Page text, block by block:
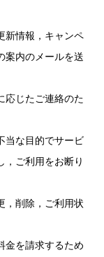
新情報，キャンペ
案内のメールを送
応じたご連絡のた
当な目的でサービ
，ご利用をお断り
，削除，ご利用状
金を請求するため